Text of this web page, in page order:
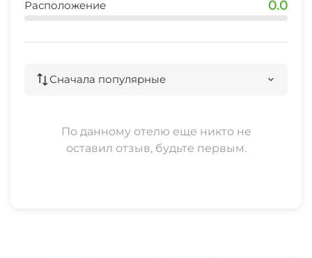
Расположение 0.0
Сначала популярные
По данному отелю еще никто не
оставил отзыв, будьте первым.